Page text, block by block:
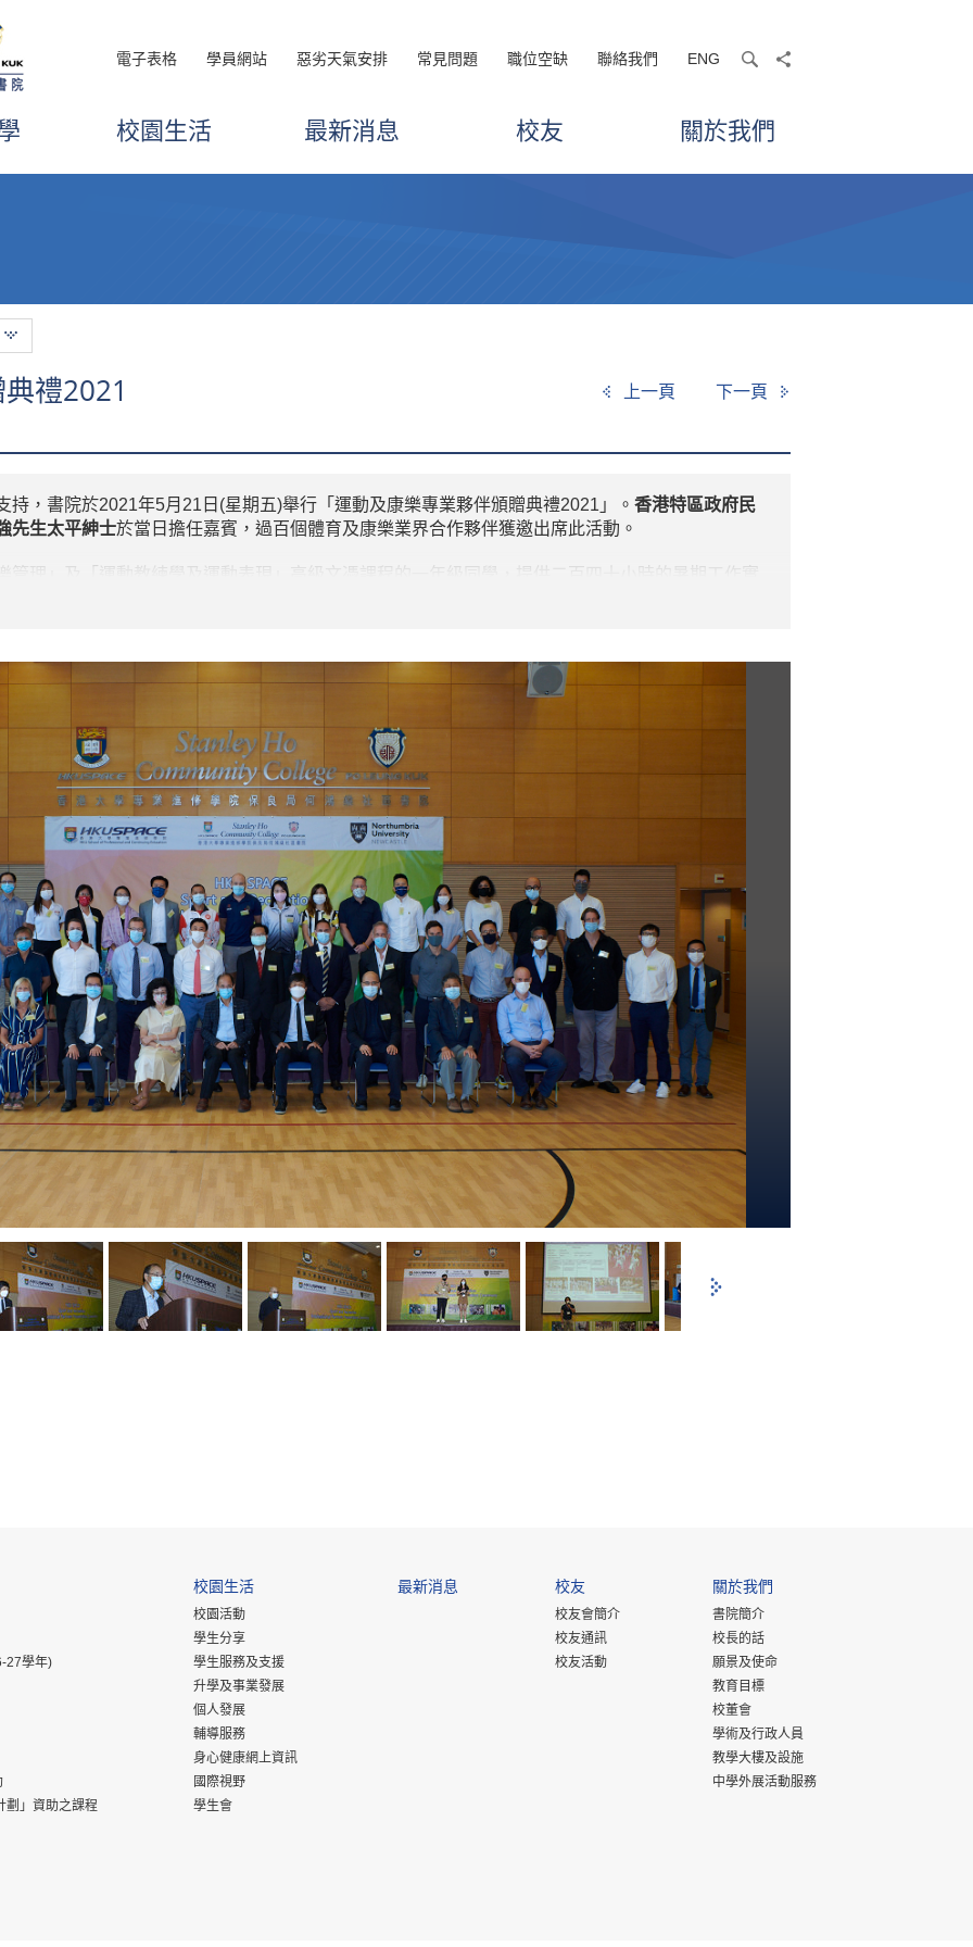
電子表格 學員網站 惡劣天氣安排 常見問題 職位空缺 聯絡我們 ENG searchshare
校園生活 最新消息 校友 關於我們
禮2021 上一頁 下一頁
持，書院於2021年5月21日(星期五)舉行「運動及康樂專業夥伴頒贈典禮2021」。 香港特區政府民
先生太平紳士於當日擔任嘉賓，過百個體育及康樂業界合作夥伴獲邀出席此活動。
27學年)
劃」資助之課程
校園生活
校園活動
學生分享
學生服務及支援
升學及事業發展
個人發展
輔導服務
身心健康網上資訊
國際視野
學生會
最新消息 校友
校友會簡介
校友通訊
校友活動
關於我們
書院簡介
校長的話
願景及使命
教育目標
校董會
學術及行政人員
教學大樓及設施
中學外展活動服務